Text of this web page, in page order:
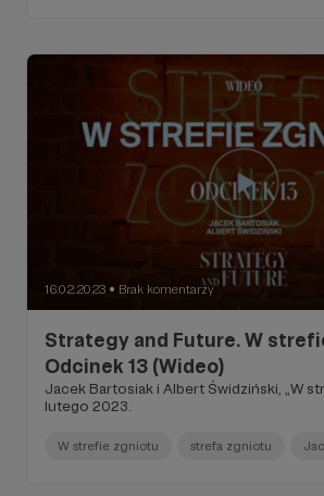
16.02.2023 ● Brak komentarzy
Strategy and Future. W
Odcinek 13 (Wideo)
Jacek Bartosiak i Albert Świdziński, „W
lutego 2023.
W strefie zgniotu strefa zgniotu